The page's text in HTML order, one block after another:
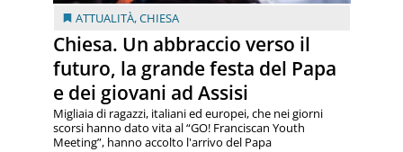
ATTUALITÀ,CHIESA
Chiesa. Un abbraccio verso il
futuro, la grande festa del Papa
e dei giovani ad Assisi
Migliaia di ragazzi, italiani ed europei, che nei giorni
scorsi hanno dato vita al “GO! Franciscan Youth
Meeting”, hanno accolto l'arrivo del Papa